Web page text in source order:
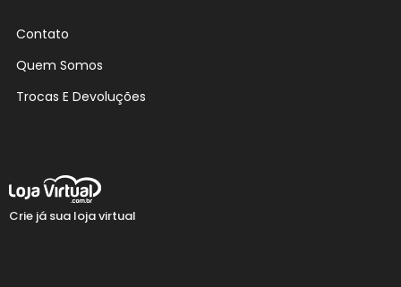
Contato
Quem Somos
Trocas E Devoluções
Crie já sua loja virtual